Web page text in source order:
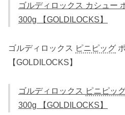
ゴルディロックス カシュー
300g 【GOLDILOCKS】
ゴルディロックス ピニピッグ
【GOLDILOCKS】
ゴルディロックス ピニピッ
300g 【GOLDILOCKS】